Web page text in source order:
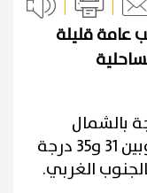
قليلة
ليلا بين 25 و30 درجة بالشمال
والمناطق الساحلية والمرتفعات وبين 31 و35 درجة